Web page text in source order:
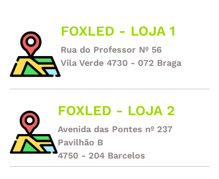
FOXLED - LOJA 1
Rua do Professor Nº 56
Vila Verde 4730 - 072 Braga
FOXLED - LOJA 2
Avenida das Pontes nº 237
Pavilhão B
4750 - 204 Barcelos